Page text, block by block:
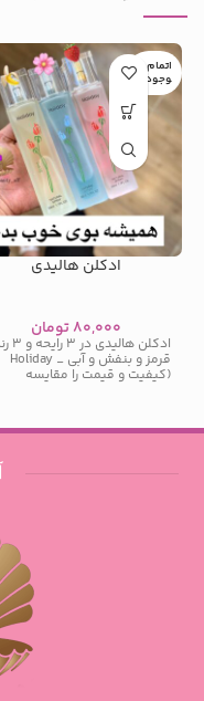
اتمام م
وجودی
ادکلن هالیدی
۸۰,۰۰۰ تومان
ادکلن
قرمز و بنفش و آبی _ Holiday
(کیفیت و قیمت را مقایسه